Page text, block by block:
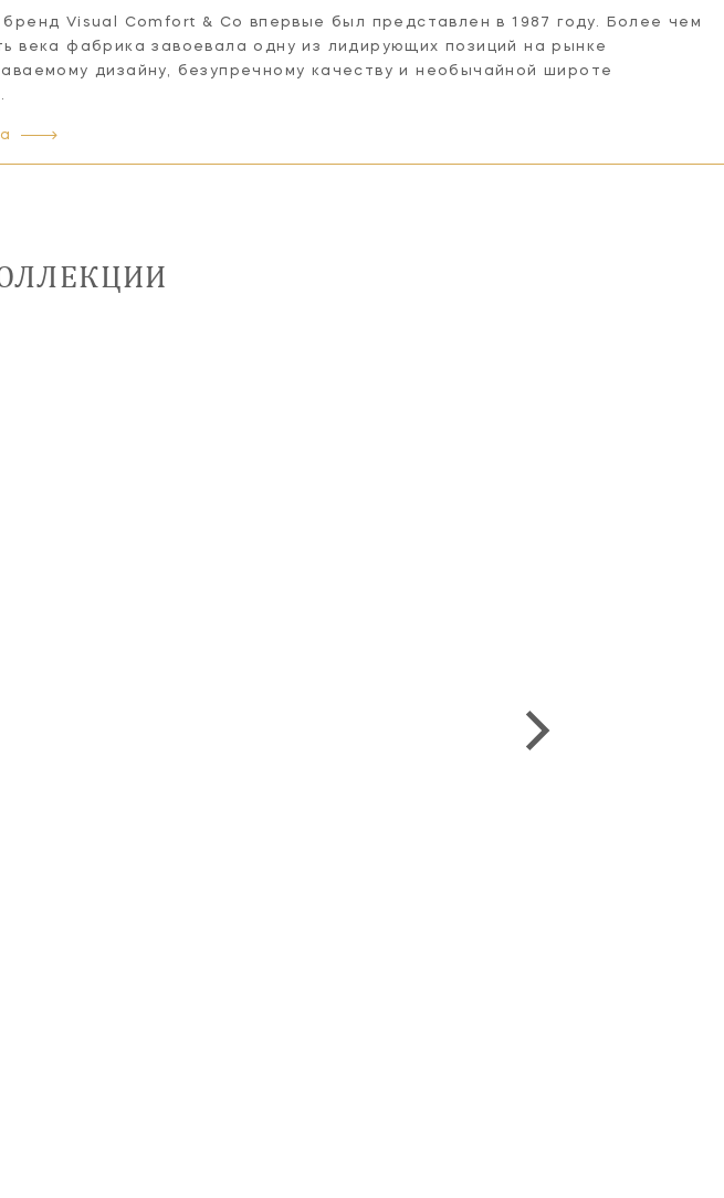
бренд Visual Comfort & Co впервые был представлен в 1987 году. Более чем
века фабрика завоевала одну из лидирующих позиций на рынке
дизайну, безупречному качеству и необычайной широте